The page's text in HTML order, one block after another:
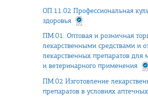
ОП.11.02 Профессиональная
здоровья
ПМ.01. Оптовая и розничная
лекарственными средствами и
лекарственных препаратов для
и ветеринарного применения
ПМ.02 Изготовление
препаратов в условиях